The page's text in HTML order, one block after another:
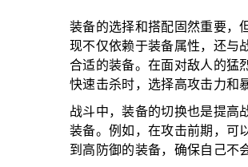
装备的选择和搭配固然重要，
现不仅依赖于装备属性，还与
合适的装备。在面对敌人的猛
快速击杀时，选择高攻击力和
战斗中，装备的切换也是提高
装备。例如，在攻击前期，可
到高防御的装备，确保自己不